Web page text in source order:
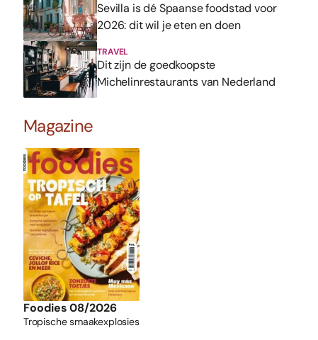
Sevilla is dé Spaanse foodstad voor
2026: dit wil je eten en doen
TRAVEL
Dit zijn de goedkoopste
Michelinrestaurants van Nederland
Magazine
Foodies 08/2026
Tropische smaakexplosies